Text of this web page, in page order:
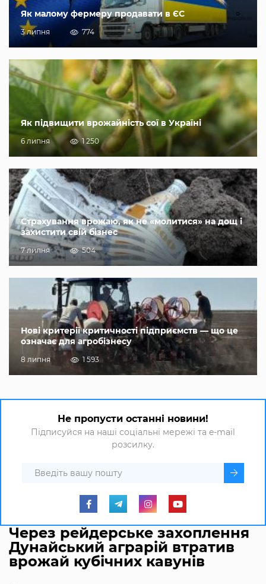
Як малому фермеру продавати в ЄС
3 липня 774
Як підвищити врожайність сої в Україні
6 липня 1 250
Страхування врожаю, як не «молитися» на дощ і
захистити свій бізнес
7 липня 504
Нові критерії критичності підприємств — що це
означає для агробізнесу
8 липня 1 593
Не пропусти останні новини!
Підписуйся на наші соціальні мережі та e-mail
розсилку.
Через рейдерське захоплення
Дунайський аграрій втратив
врожай кубічних кавунів